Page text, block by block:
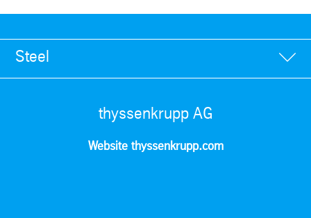
Steel
thyssenkrupp AG
Website thyssenkrupp.com